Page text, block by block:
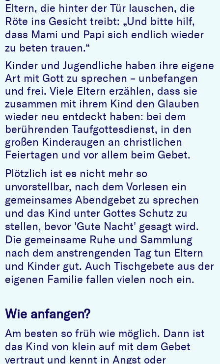
Eltern, die hinter der Tür lauschen, die
Röte ins Gesicht treibt: „Und bitte hilf,
dass Mami und Papi sich endlich wieder
zu beten trauen.“
Kinder und Jugendliche haben ihre eigene
Art mit Gott zu sprechen – unbefangen
und frei. Viele Eltern erzählen, dass sie
zusammen mit ihrem Kind den Glauben
wieder neu entdeckt haben: bei dem
berührenden Taufgottesdienst, in den
großen Kinderaugen an christlichen
Feiertagen und vor allem beim Gebet.
Plötzlich ist es nicht mehr so
unvorstellbar, nach dem Vorlesen ein
gemeinsames Abendgebet zu sprechen
und das Kind unter Gottes Schutz zu
stellen, bevor 'Gute Nacht' gesagt wird.
Die gemeinsame Ruhe und Sammlung
nach dem anstrengenden Tag tun Eltern
und Kinder gut. Auch Tischgebete aus der
eigenen Familie fallen vielen noch ein.
Wie anfangen?
Am besten so früh wie möglich. Dann ist
das Kind von klein auf mit dem Gebet
vertraut und kennt in Angst oder